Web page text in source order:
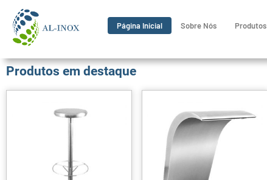
Página Inicial Sobre Nós Produtos
Produtos em destaque